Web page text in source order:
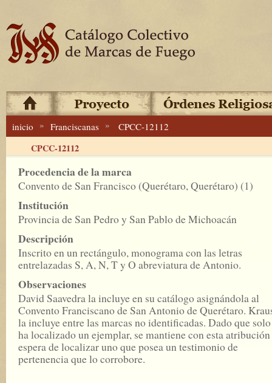
inicio » Franciscanas » CPCC-12112
CPCC-12112
Procedencia de la marca
Convento de San Francisco (Querétaro, Querétaro) (1)
Institución
Provincia de San Pedro y San Pablo de Michoacán
Descripción
Inscrito en un rectángulo, monograma con las letras
entrelazadas S, A, N, T y O abreviatura de Antonio.
Observaciones
David Saavedra la incluye en su catálogo asignándola al
Convento Franciscano de San Antonio de Querétaro.
la incluye entre las marcas no identificadas. Dado que
ha localizado un ejemplar, se mantiene con esta
espera de localizar uno que posea un testimonio de
pertenencia que lo corrobore.